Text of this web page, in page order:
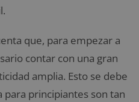
que, para empezar a
contar con una gran
amplia. Esto se debe
para principiantes son tan